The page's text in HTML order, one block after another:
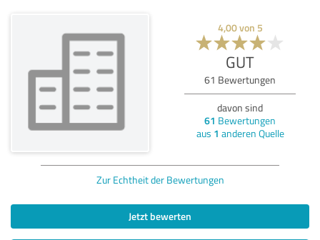
4,00von 5
GUT
61 Bewertungen
davon sind
61 Bewertungen
aus 1 anderen Quelle
Zur Echtheit der Bewertungen
Jetzt bewerten